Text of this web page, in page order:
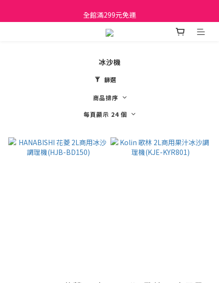
日立家電、國際牌 原廠管制價格 私訊優惠價
全館滿299元免運
日立家電、國際牌 原廠管制價格 私訊優惠價
冰沙機
篩選
商品排序
每頁顯示 24 個